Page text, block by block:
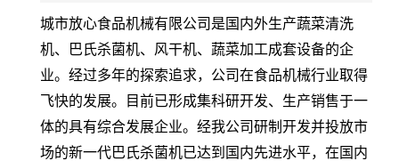
城市放心食品机械有限公司是国内外生产蔬菜清洗
机、巴氏杀菌机、风干机、蔬菜加工成套设备的企
业。经过多年的探索追求，公司在食品机械行业取得
飞快的发展。目前已形成集科研开发、生产销售于一
体的具有综合发展企业。经我公司研制开发并投放市
场的新一代巴氏杀菌机已达到国内先进水平，在国内